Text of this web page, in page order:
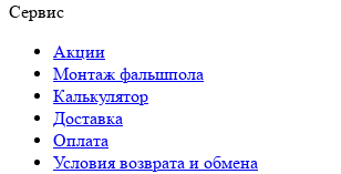
Сервис
Акции
Монтаж фальшпола
Калькулятор
Доставка
Оплата
Условия возврата и обмена